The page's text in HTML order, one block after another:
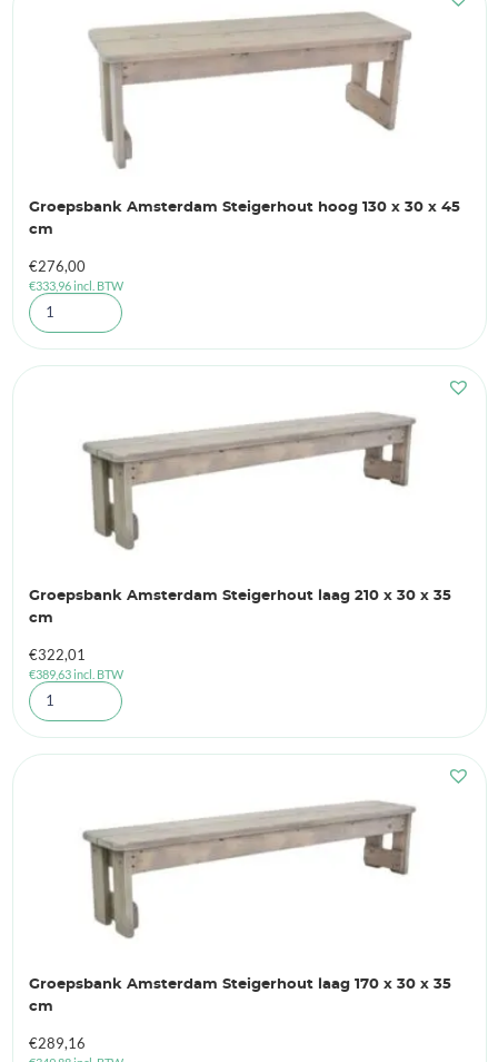
Groepsbank Amsterdam Steigerhout hoog 130 x 30 x 45
cm
€276,00
€333,96incl. BTW
Groepsbank Amsterdam Steigerhout laag 210 x 30 x 35
cm
€322,01
€389,63incl. BTW
Groepsbank Amsterdam Steigerhout laag 170 x 30 x 35
cm
€289,16